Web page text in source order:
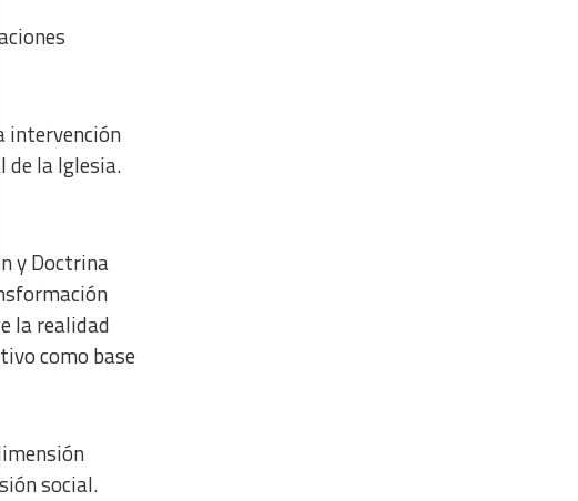
intervención
de la Iglesia.
y Doctrina
la realidad
como base
social.